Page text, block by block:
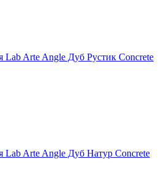
Lab Arte Angle Дуб Рустик Concrete
Lab Arte Angle Дуб Натур Concrete